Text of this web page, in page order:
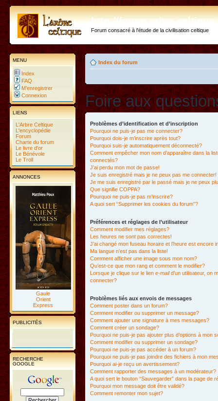
http://forum.arbre-
Forum consacré à l'étude de la civilisation celtique
MENU
Index
FAQ
M’enregistrer
Connexion
LIENS
L'Arbre Celtique
L'encyclopédie
Forum
Charte du forum
Le livre d'or
Le Bénévole
Le Troll
ANNONCES
Gaule
Orient
Express
PUBLICITÉS
RECHERCHE
GOOGLE
Index du forum
Foire aux
Problèmes d’identification et d’inscription
Pourquoi ne puis-je pas me connecter?
Pourquoi dois-je m’inscrire après tout?
Pourquoi suis-je automatiquement déconnecté?
Comment empêcher mon nom d’apparaître dans la
connectés?
J’ai perdu mon mot de passe!
Je suis enregistré mais je ne peux pas me connecter!
Je me suis enregistré par le passé mais je ne peux
Que signifie COPPA?
Pourquoi ne puis-je pas m’inscrire?
A quoi sert “Supprimer les cookies du forum”?
Préférences et réglages de l’utilisateur
Comment modifier mes réglages?
Les heures ne sont pas correctes!
J’ai changé mon fuseau horaire et l’heure est encore
Ma langue n’est pas dans la liste!
Comment afficher une image sous mon nom?
Qu’est-ce que mon rang et comment le modifier?
Lorsque je clique sur le lien e-maild’un utilisateur, on
connecter?
Problèmes liés aux envois de messages
Comment poster dans un forum?
Comment modifier ou supprimer un message?
Comment ajouter une signature à mes messages?
Comment créer un sondage?
Pourquoi ne puis-je pas ajouter plus d’options à mon
Comment modifier ou supprimer un sondage?
Pourquoi ne puis-je pas accéder à un forum?
Pourquoi ne puis-je pas joindre des fichiers à mon
Pourquoi ai-je reçu un avertissement?
Comment rapporter des messages à un modérateur?
A quoi sert le bouton “Sauvegarder” dans la page de
Pourquoi mon message doit être validé?
Comment remonter mon sujet?